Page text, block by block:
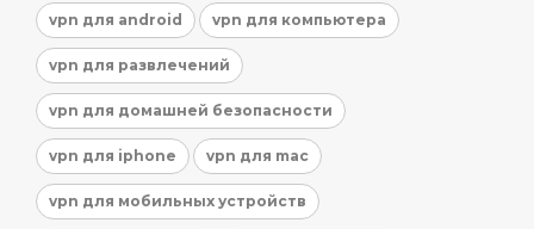
vpn для android vpn для компьютера
vpn для развлечений
vpn для домашней безопасности
vpn для iphone vpn для mac
vpn для мобильных устройств